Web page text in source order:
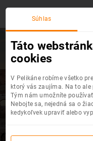
Súhlas
Táto
cookies
V Pelikáne robíme všetko
ktorý vás zaujíma. Na to
Tým nám umožníte
Nebojte sa, nejedná sa o
kedykoľvek upraviť alebo